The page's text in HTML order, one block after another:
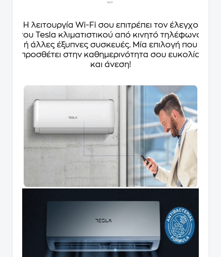
Η λειτουργία Wi-Fi σου επιτρέπει τον έλεγχο
του Tesla κλιματιστικού από κινητό τηλέφωνο
ή άλλες έξυπνες συσκευές. Μία επιλογή που
προσθέτει στην καθημερινότητα σου ευκολία
και άνεση!